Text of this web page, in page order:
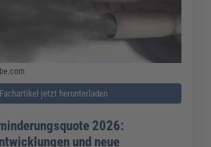
Fachartikel jetzt herunterladen
2026:
und neue